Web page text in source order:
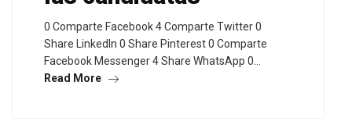
0 Comparte Facebook 4 Comparte Twitter 0
Share LinkedIn 0 Share Pinterest 0 Comparte
Facebook Messenger 4 Share WhatsApp 0…
Read More